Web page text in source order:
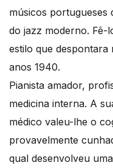
músicos portugueses
do jazz moderno. Fê-
estilo que
anos 1940.
Pianista amador,
medicina interna. A
médico valeu-lhe o
provavelmente
qual desenvolveu